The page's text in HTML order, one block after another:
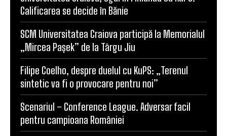
Universitatea Craiova, egal în Finlanda cu KuPS.
Calificarea se decide în Bănie
SCM Universitatea Craiova participă la Memorialul
„Mircea Pașek” de la Târgu Jiu
Filipe Coelho, despre duelul cu KuPS: „Terenul
sintetic va fi o provocare pentru noi”
Scenariul – Conference League. Adversar facil
pentru campioana României